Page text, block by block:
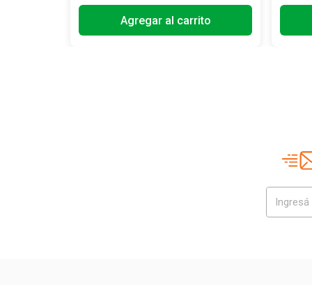
Agregar al carrito